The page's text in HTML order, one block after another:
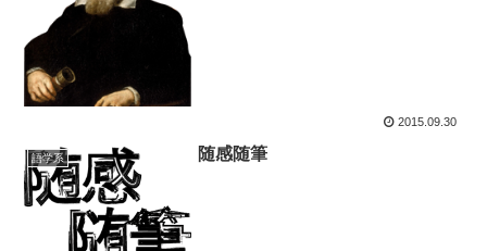
2015.09.30
語学系 随感随筆